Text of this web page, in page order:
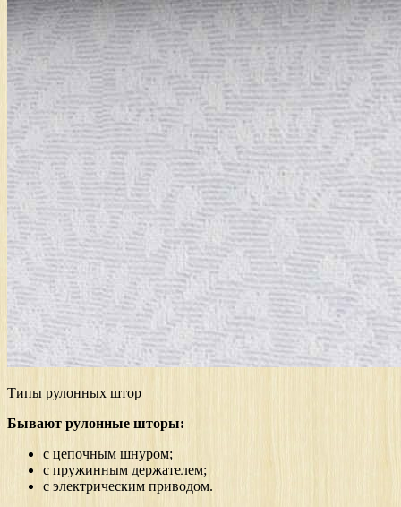
Типы рулонных штор
Бывают рулонные шторы:
с цепочным шнуром;
с пружинным держателем;
с электрическим приводом.